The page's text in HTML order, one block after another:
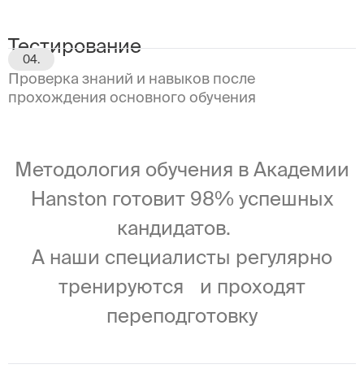
04.
Тестирование
Проверка знаний и навыков после
прохождения основного обучения
Методология обучения в Академии
Hanston готовит 98% успешных
кандидатов.
А наши специалисты регулярно
тренируются и проходят
переподготовку